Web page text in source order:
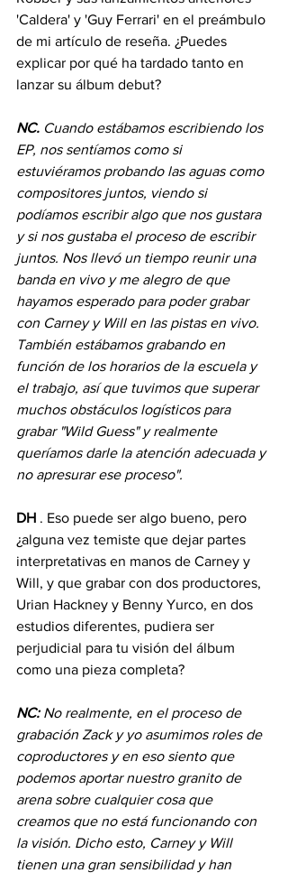
'Caldera' y 'Guy Ferrari' en el preámbulo
de mi artículo de reseña. ¿Puedes
explicar por qué ha tardado tanto en
lanzar su álbum debut?
NC. Cuando estábamos escribiendo los
EP, nos sentíamos como si
estuviéramos probando las aguas como
compositores juntos, viendo si
podíamos escribir algo que nos gustara
y si nos gustaba el proceso de escribir
juntos. Nos llevó un tiempo reunir una
banda en vivo y me alegro de que
hayamos esperado para poder grabar
con Carney y Will en las pistas en vivo.
También estábamos grabando en
función de los horarios de la escuela y
el trabajo, así que tuvimos que superar
muchos obstáculos logísticos para
grabar "Wild Guess" y realmente
queríamos darle la atención adecuada y
no apresurar ese proceso".
DH . Eso puede ser algo bueno, pero
¿alguna vez temiste que dejar partes
interpretativas en manos de Carney y
Will, y que grabar con dos productores,
Urian Hackney y Benny Yurco, en dos
estudios diferentes, pudiera ser
perjudicial para tu visión del álbum
como una pieza completa?
NC: No realmente, en el proceso de
grabación Zack y yo asumimos roles de
coproductores y en eso siento que
podemos aportar nuestro granito de
arena sobre cualquier cosa que
creamos que no está funcionando con
la visión. Dicho esto, Carney y Will
tienen una gran sensibilidad y han